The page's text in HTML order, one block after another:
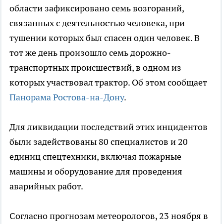
области зафиксировано семь возгораний,
связанных с деятельностью человека, при
тушении которых был спасен один человек. В
тот же день произошло семь дорожно-
транспортных происшествий, в одном из
которых участвовал трактор. Об этом сообщает
Панорама Ростова-на-Дону.
Для ликвидации последствий этих инцидентов
были задействованы 80 специалистов и 20
единиц спецтехники, включая пожарные
машины и оборудование для проведения
аварийных работ.
Согласно прогнозам метеорологов, 23 ноября в